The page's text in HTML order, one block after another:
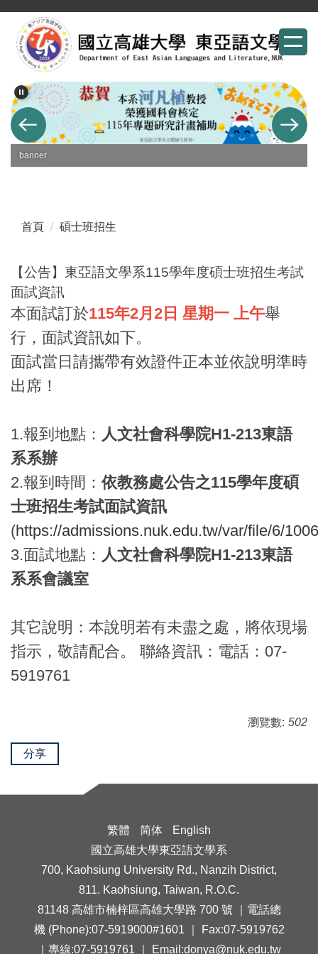
到
內
容
區
banner
首頁 碩士班招生
【公告】東亞語文學系115學年度碩士班招生考試
面試資訊
本面試訂於115年2月2日 星期一 上午舉
行，面試資訊如下。
面試當日請攜帶有效證件正本並依說明準時
出席！
1.報到地點： 人文社會科學院H1-213東語
系系辦
2.報到時間： 依教務處公告之115學年度碩
士班招生考試面試資訊
(https://admissions.nuk.edu.tw/var/file/6/
3.面試地點： 人文社會科學院H1-213東語
系系會議室
其它說明：本說明若有未盡之處，將依現場
指示，敬請配合。 聯絡資訊：電話：07-
5919761
瀏覽數: 502
分享
繁體 简体
English
國立高雄大學東亞語文學系
700, Kaohsiung University Rd., Nanzih District,
811. Kaohsiung, Taiwan, R.O.C.
81148 高雄市楠梓區高雄大學路 700 號 ｜電話總
機 (Phone):07-5919000#1601 ｜ Fax:07-5919762
｜專線:07-5919761 ｜ Email:donya@nuk.edu.tw